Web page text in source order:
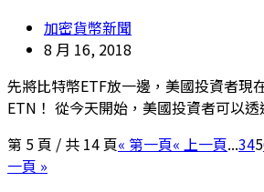
加密貨幣新聞
8 月 16, 2018
先將比特幣ETF放一邊，美國投資者現
ETN！ 從今天開始，美國投資者可以透
第 5 頁 / 共 14 頁« 第一頁« 上一頁...345
一頁 »